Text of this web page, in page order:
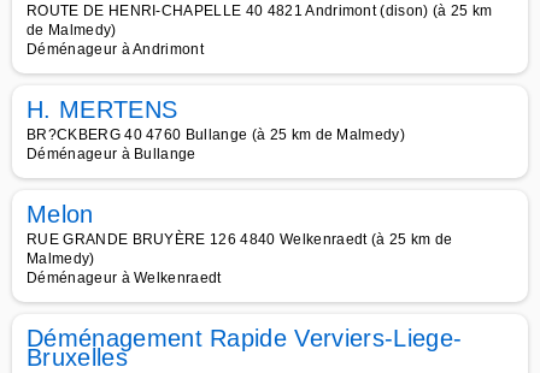
ROUTE DE HENRI-CHAPELLE 40 4821 Andrimont (dison) (à 25 km
de Malmedy)
Déménageur à Andrimont
H. MERTENS
BR?CKBERG 40 4760 Bullange (à 25 km de Malmedy)
Déménageur à Bullange
Melon
RUE GRANDE BRUYÈRE 126 4840 Welkenraedt (à 25 km de
Malmedy)
Déménageur à Welkenraedt
Déménagement Rapide Verviers-Liege-
Bruxelles